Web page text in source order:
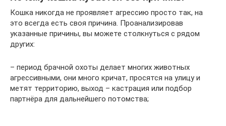
Кошка никогда не проявляет агрессию просто так, на
это всегда есть своя причина. Проанализировав
указанные причины, вы можете столкнуться с рядом
других:
– период брачной охоты делает многих животных
агрессивными, они много кричат, просятся на улицу и
метят территорию, выход – кастрация или подбор
партнёра для дальнейшего потомства;